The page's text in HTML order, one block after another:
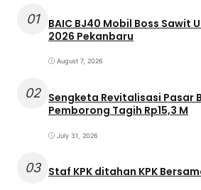
01
BAIC BJ40 Mobil Boss Sawit
2026 Pekanbaru
August 7, 2026
02 Sengketa Revitalisasi Pasar
Pemborong Tagih Rp15,3 M
July 31, 2026
03 Staf KPK ditahan KPK